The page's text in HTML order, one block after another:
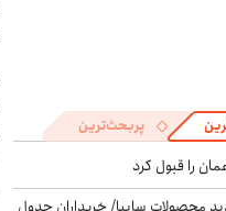
پربحث‌ترین
را قبول کرد